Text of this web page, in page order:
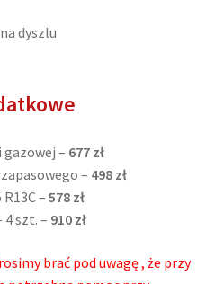
dyszlu
– 677 zł
– 498 zł
– 578 zł
szt. – 910 zł
brać pod uwagę , że przy